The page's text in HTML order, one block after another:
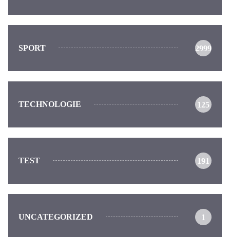
SPORT 2999
TECHNOLOGIE 125
TEST 191
UNCATEGORIZED 1